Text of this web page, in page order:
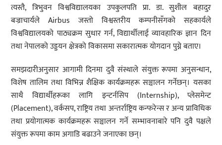
त्यस्तै, त्रिभुवन विश्वविद्यालयका उपकुलपति प्रा. डा. सुशील बहादुर
बज्राचार्यले Airbus जस्तो विश्वस्तरीय कम्पनीसँगको सहकार्यले
विश्वविद्यालयको पाठ्यक्रम सुधार गर्न, विद्यार्थीलाई व्यावहारिक ज्ञान दिन
तथा नेपालको उड्डयन क्षेत्रको विकासमा सकारात्मक योगदान पुग्ने बताए।
समझदारीअनुसार आगामी दिनमा दुवै संस्थाले संयुक्त रूपमा अनुसन्धान,
विशेष तालिम तथा विभिन्न शैक्षिक कार्यक्रमहरू सञ्चालन गर्नेछन्। यसका
साथै विद्यार्थीहरूका लागि इन्टर्नसिप (Internship), प्लेसमेन्ट
(Placement), वर्कसप, राष्ट्रिय तथा अन्तर्राष्ट्रिय कन्फरेन्स र अन्य प्राविधिक
तथा प्रयोगात्मक कार्यक्रमहरू सञ्चालन गर्ने सम्भावनाबारे पनि दुवै पक्षले
संयुक्त रूपमा काम अगाडि बढाउने जनाएका छन्।